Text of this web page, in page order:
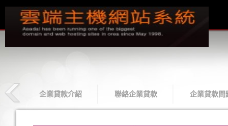
企業貸款介紹 聯絡企業貸款 企業貸款問